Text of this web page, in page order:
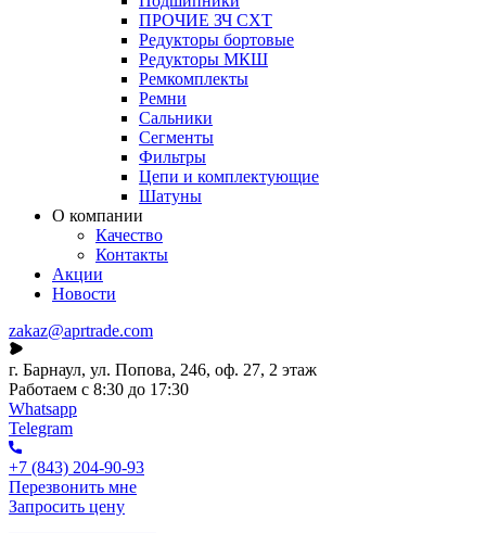
ПРОЧИЕ ЗЧ СХТ
Редукторы бортовые
Редукторы МКШ
Ремкомплекты
Ремни
Сальники
Сегменты
Фильтры
Цепи и комплектующие
Шатуны
О компании
Качество
Контакты
Акции
Новости
zakaz@aprtrade.com
г. Барнаул, ул. Попова, 246, оф. 27, 2 этаж
Работаем с 8:30 до 17:30
Whatsapp
Telegram
+7 (843) 204-90-93
Перезвонить мне
Запросить цену